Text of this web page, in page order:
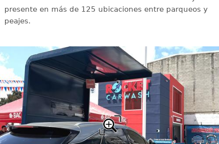
presente en más de 125 ubicaciones entre parqueos y
peajes.